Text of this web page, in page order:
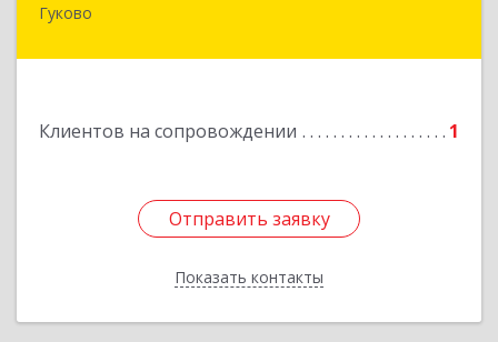
Гуково
Клиентов на сопровождении 1
Отправить заявку
Показать контакты
Отправить заявку
Назад